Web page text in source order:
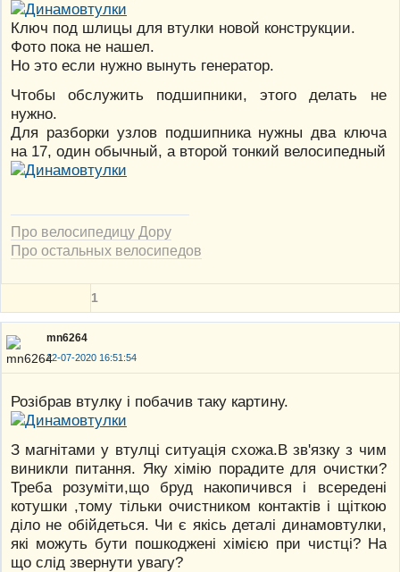
Ключ под шлицы для втулки новой конструкции.
Фото пока не нашел.
Но это если нужно вынуть генератор.
Чтобы обслужить подшипники, этого делать не
нужно.
Для разборки узлов подшипника нужны два ключа
на 17, один обычный, а второй тонкий велосипедный
Про велосипедицу Дору
Про остальных велосипедов
1
mn6264
22-07-2020 16:51:54
Розібрав втулку і побачив таку картину.
З магнітами у втулці ситуація схожа.В зв'язку з чим
виникли питання. Яку хімію порадите для очистки?
Треба розуміти,що бруд накопичився і всередені
котушки ,тому тільки очистником контактів і щіткою
діло не обійдеться. Чи є якісь деталі динамовтулки,
які можуть бути пошкоджені хімією при чистці? На
що слід звернути увагу?